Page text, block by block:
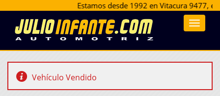
Estamos desde 1992 en Vitacura 9477,
Toggle
Vehículo Vendido